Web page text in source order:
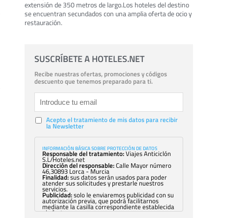
extensión de 350 metros de largo.Los hoteles del destino
se encuentran secundados con una amplia oferta de ocio y
restauración.
SUSCRÍBETE A HOTELES.NET
Recibe nuestras ofertas, promociones y códigos
descuento que tenemos preparado para ti.
Acepto el tratamiento de mis datos para recibir
la Newsletter
INFORMACIÓN BÁSICA SOBRE PROTECCIÓN DE DATOS
Responsable del tratamiento:Viajes Anticiclón
S.L/Hoteles.net
Dirección del responsable:Calle Mayor número
46,30893 Lorca - Murcia
Finalidad:sus datos serán usados para poder
atender sus solicitudes y prestarle nuestros
servicios.
Publicidad:solo le enviaremos publicidad con su
autorización previa, que podrá facilitarnos
mediante la casilla correspondiente establecida
al efecto.